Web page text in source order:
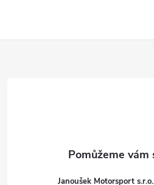
Janoušek Motorsport s.r.o.